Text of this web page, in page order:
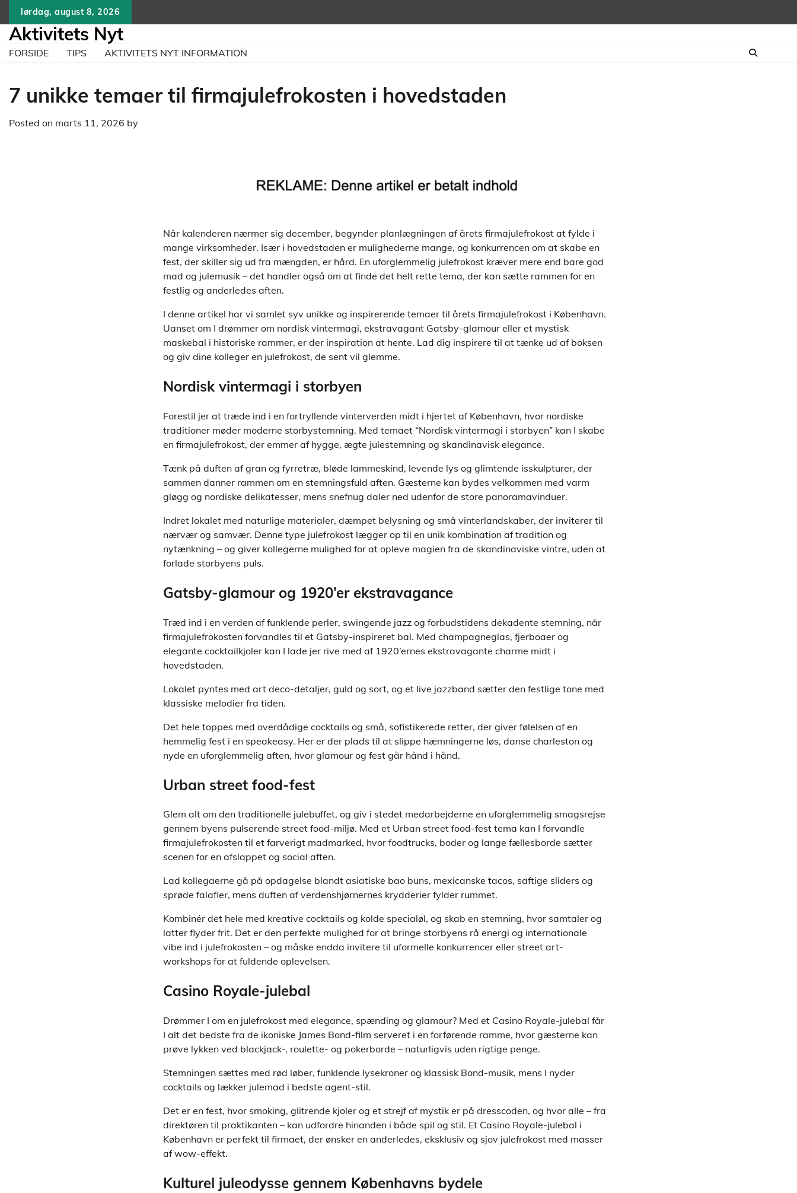
content
lørdag, august 8, 2026
Aktivitets Nyt
FORSIDE TIPS AKTIVITETS NYT INFORMATION
7 unikke temaer til firmajulefrokosten i hovedstaden
Posted on marts 11, 2026 by
Når kalenderen nærmer sig december, begynder planlægningen af årets firmajulefrokost at fylde i
mange virksomheder. Især i hovedstaden er mulighederne mange, og konkurrencen om at skabe en
fest, der skiller sig ud fra mængden, er hård. En uforglemmelig julefrokost kræver mere end bare god
mad og julemusik – det handler også om at finde det helt rette tema, der kan sætte rammen for en
festlig og anderledes aften.
I denne artikel har vi samlet syv unikke og inspirerende temaer til årets firmajulefrokost i København.
Uanset om I drømmer om nordisk vintermagi, ekstravagant Gatsby-glamour eller et mystisk
maskebal i historiske rammer, er der inspiration at hente. Lad dig inspirere til at tænke ud af boksen
og giv dine kolleger en julefrokost, de sent vil glemme.
Nordisk vintermagi i storbyen
Forestil jer at træde ind i en fortryllende vinterverden midt i hjertet af København, hvor nordiske
traditioner møder moderne storbystemning. Med temaet “Nordisk vintermagi i storbyen” kan I skabe
en firmajulefrokost, der emmer af hygge, ægte julestemning og skandinavisk elegance.
Tænk på duften af gran og fyrretræ, bløde lammeskind, levende lys og glimtende isskulpturer, der
sammen danner rammen om en stemningsfuld aften. Gæsterne kan bydes velkommen med varm
gløgg og nordiske delikatesser, mens snefnug daler ned udenfor de store panoramavinduer.
Indret lokalet med naturlige materialer, dæmpet belysning og små vinterlandskaber, der inviterer til
nærvær og samvær. Denne type julefrokost lægger op til en unik kombination af tradition og
nytænkning – og giver kollegerne mulighed for at opleve magien fra de skandinaviske vintre, uden at
forlade storbyens puls.
Gatsby-glamour og 1920’er ekstravagance
Træd ind i en verden af funklende perler, swingende jazz og forbudstidens dekadente stemning, når
firmajulefrokosten forvandles til et Gatsby-inspireret bal. Med champagneglas, fjerboaer og
elegante cocktailkjoler kan I lade jer rive med af 1920’ernes ekstravagante charme midt i
hovedstaden.
Lokalet pyntes med art deco-detaljer, guld og sort, og et live jazzband sætter den festlige tone med
klassiske melodier fra tiden.
Det hele toppes med overdådige cocktails og små, sofistikerede retter, der giver følelsen af en
hemmelig fest i en speakeasy. Her er der plads til at slippe hæmningerne løs, danse charleston og
nyde en uforglemmelig aften, hvor glamour og fest går hånd i hånd.
Urban street food-fest
Glem alt om den traditionelle julebuffet, og giv i stedet medarbejderne en uforglemmelig smagsrejse
gennem byens pulserende street food-miljø. Med et Urban street food-fest tema kan I forvandle
firmajulefrokosten til et farverigt madmarked, hvor foodtrucks, boder og lange fællesborde sætter
scenen for en afslappet og social aften.
Lad kollegaerne gå på opdagelse blandt asiatiske bao buns, mexicanske tacos, saftige sliders og
sprøde falafler, mens duften af verdenshjørnernes krydderier fylder rummet.
Kombinér det hele med kreative cocktails og kolde specialøl, og skab en stemning, hvor samtaler og
latter flyder frit. Det er den perfekte mulighed for at bringe storbyens rå energi og internationale
vibe ind i julefrokosten – og måske endda invitere til uformelle konkurrencer eller street art-
workshops for at fuldende oplevelsen.
Casino Royale-julebal
Drømmer I om en julefrokost med elegance, spænding og glamour? Med et Casino Royale-julebal får
I alt det bedste fra de ikoniske James Bond-film serveret i en forførende ramme, hvor gæsterne kan
prøve lykken ved blackjack-, roulette- og pokerborde – naturligvis uden rigtige penge.
Stemningen sættes med rød løber, funklende lysekroner og klassisk Bond-musik, mens I nyder
cocktails og lækker julemad i bedste agent-stil.
Det er en fest, hvor smoking, glitrende kjoler og et strejf af mystik er på dresscoden, og hvor alle – fra
direktøren til praktikanten – kan udfordre hinanden i både spil og stil. Et Casino Royale-julebal i
København er perfekt til firmaet, der ønsker en anderledes, eksklusiv og sjov julefrokost med masser
af wow-effekt.
Kulturel juleodysse gennem Københavns bydele